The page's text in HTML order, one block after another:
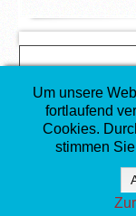
Gesellschaft
Lippe e. V.
Mitglied im
Gesellschaften für
Impressum,
Um unsere
fortlaufend
Cookies.
stimmen